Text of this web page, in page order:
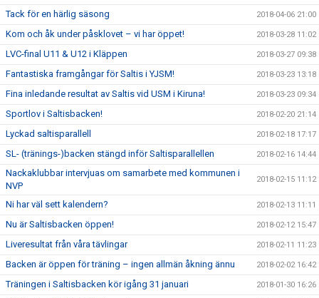
Tack för en härlig säsong 2018-04-06 21:00
Kom och åk under påsklovet – vi har öppet! 2018-03-28 11:02
LVC-final U11 & U12 i Kläppen 2018-03-27 09:38
Fantastiska framgångar för Saltis i YJSM! 2018-03-23 13:18
Fina inledande resultat av Saltis vid USM i Kiruna! 2018-03-23 09:34
Sportlov i Saltisbacken! 2018-02-20 21:14
Lyckad saltisparallell 2018-02-18 17:17
SL- (tränings-)backen stängd inför Saltisparallellen 2018-02-16 14:44
Nackaklubbar intervjuas om samarbete med kommunen i
NVP
2018-02-15 11:12
Ni har väl sett kalendern? 2018-02-13 11:11
Nu är Saltisbacken öppen! 2018-02-12 15:47
Liveresultat från våra tävlingar 2018-02-11 11:23
Backen är öppen för träning – ingen allmän åkning ännu 2018-02-02 16:42
Träningen i Saltisbacken kör igång 31 januari 2018-01-30 16:26